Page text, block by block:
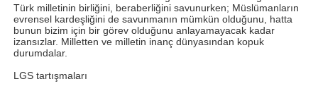
Türk milletinin birliğini, beraberliğini savunurken; Müslümanların
evrensel kardeşliğini de savunmanın mümkün olduğunu, hatta
bunun bizim için bir görev olduğunu anlayamayacak kadar
izansızlar. Milletten ve milletin inanç dünyasından kopuk
durumdalar.
LGS tartışmaları